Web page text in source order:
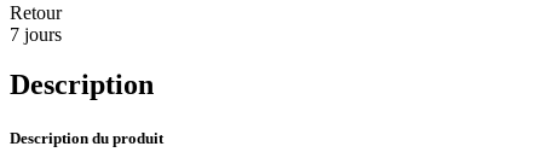
Retour
7 jours
Description
Description du produit